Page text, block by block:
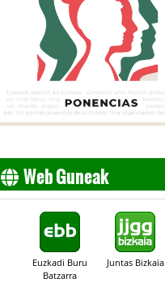
Web Guneak
Euzkadi Buru
Batzarra
Juntas Bizkaia